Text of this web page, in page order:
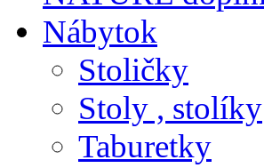
Nábytok
Stoličky
Stoly , stolíky
Taburetky